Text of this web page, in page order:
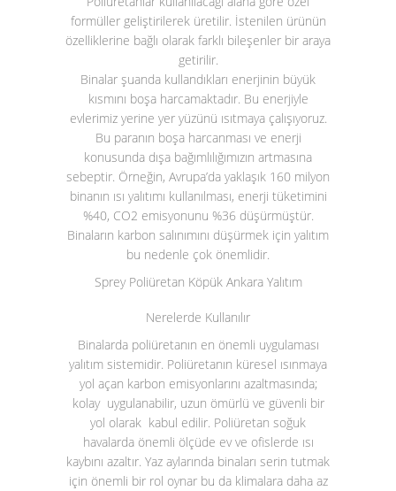
formüller geliştirilerek üretilir. İstenilen ürünün
özelliklerine bağlı olarak farklı bileşenler bir araya
getirilir.
Binalar şuanda kullandıkları enerjinin büyük
kısmını boşa harcamaktadır. Bu enerjiyle
evlerimiz yerine yer yüzünü ısıtmaya çalışıyoruz.
Bu paranın boşa harcanması ve enerji
konusunda dışa bağımlılığımızın artmasına
sebeptir. Örneğin, Avrupa’da yaklaşık 160 milyon
binanın ısı yalıtımı kullanılması, enerji tüketimini
%40, CO2 emisyonunu %36 düşürmüştür.
Binaların karbon salınımını düşürmek için yalıtım
bu nedenle çok önemlidir.
Sprey Poliüretan Köpük Ankara Yalıtım
Nerelerde Kullanılır
Binalarda poliüretanın en önemli uygulaması
yalıtım sistemidir. Poliüretanın küresel ısınmaya
yol açan karbon emisyonlarını azaltmasında;
kolay uygulanabilir, uzun ömürlü ve güvenli bir
yol olarak kabul edilir. Poliüretan soğuk
havalarda önemli ölçüde ev ve ofislerde ısı
kaybını azaltır. Yaz aylarında binaları serin tutmak
için önemli bir rol oynar bu da klimalara daha az